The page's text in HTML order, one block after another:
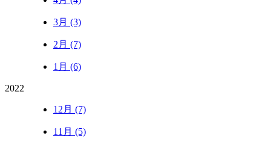
3月 (3)
2月 (7)
1月 (6)
2022
12月 (7)
11月 (5)